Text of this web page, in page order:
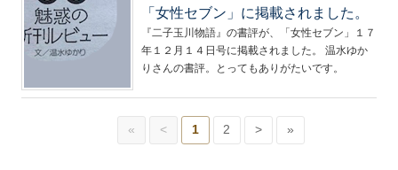
「女性セブン」に掲載されました。
『二子玉川物語』の書評が、「女性セブン」１７
年１２月１４日号に掲載されました。 温水ゆか
りさんの書評。とってもありがたいです。
« < 1 2 > »